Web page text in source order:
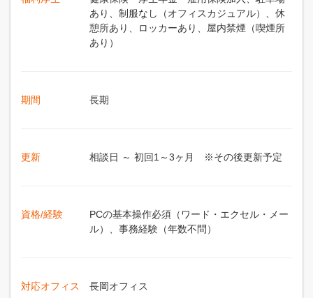
あり、制服なし（オフィスカジュアル）、休
憩所あり、ロッカーあり、屋内禁煙（喫煙所
あり）
期間 長期
更新 相談日 ～ 初回1～3ヶ月 ※その後更新予定
資格/経験
PCの基本操作必須（ワード・エクセル・メー
ル）、事務経験（年数不問）
対応オフィス 長岡オフィス